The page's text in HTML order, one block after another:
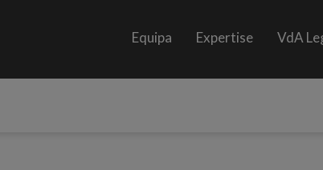
Equipa Expertise VdA